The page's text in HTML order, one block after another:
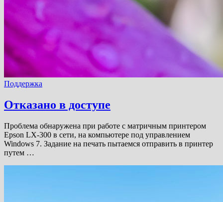
Поддержка
Отказано в доступе
Проблема обнаружена при работе с матричным принтером
Epson LX-300 в сети, на компьютере под управлением
Windows 7. Задание на печать пытаемся отправить в принтер
путем …